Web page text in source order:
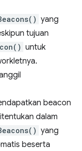
yang
tujuan
untuk
beacon
dalam
yang
beserta